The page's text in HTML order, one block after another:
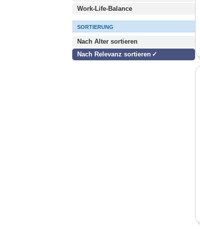
Work-Life-Balance
SORTIERUNG
Nach Alter sortieren
Nach Relevanz sortieren